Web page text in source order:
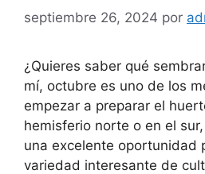
septiembre 26, 2024 por
¿Quieres saber qué
mí, octubre es uno de los
empezar a preparar el
hemisferio norte o en el
una excelente oportunidad
variedad interesante de